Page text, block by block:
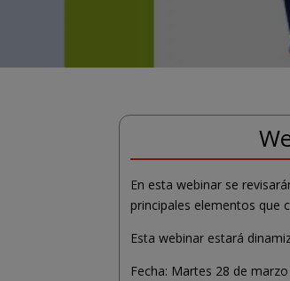
En esta webinar se
principales elementos que
Esta webinar estará
Fecha: Martes 28 de